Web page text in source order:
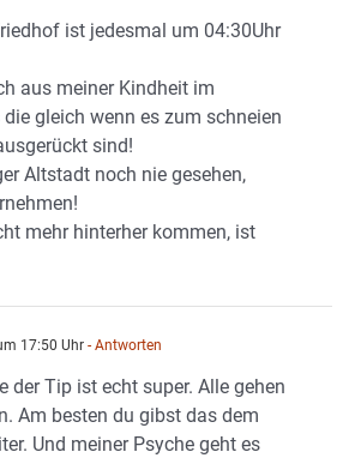
ist jedesmal um 04:30Uhr
aus meiner Kindheit im
gleich wenn es zum schneien
sind!
Altstadt noch nie gesehen,
mehr hinterher kommen, ist
17:50 Uhr - Antworten
der Tip ist echt super. Alle gehen
Am besten du gibst das dem
Und meiner Psyche geht es